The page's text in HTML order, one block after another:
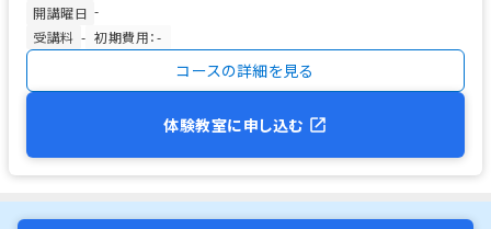
開講曜日 -
受講料 - 初期費用：-
コースの詳細を見る
体験教室に申し込む